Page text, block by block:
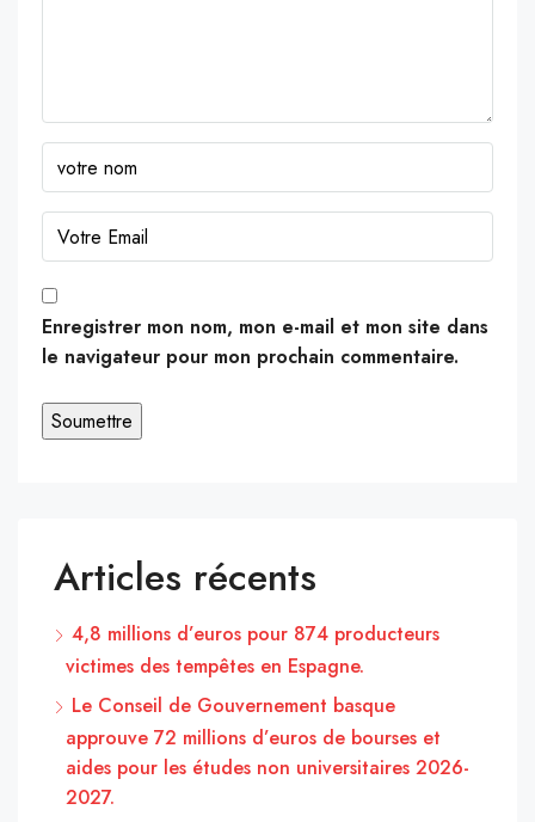
Enregistrer mon nom, mon e-mail et mon site dans
le navigateur pour mon prochain commentaire.
Articles récents
4,8 millions d’euros pour 874 producteurs
victimes des tempêtes en Espagne.
Le Conseil de Gouvernement basque
approuve 72 millions d’euros de bourses et
aides pour les études non universitaires 2026-
2027.